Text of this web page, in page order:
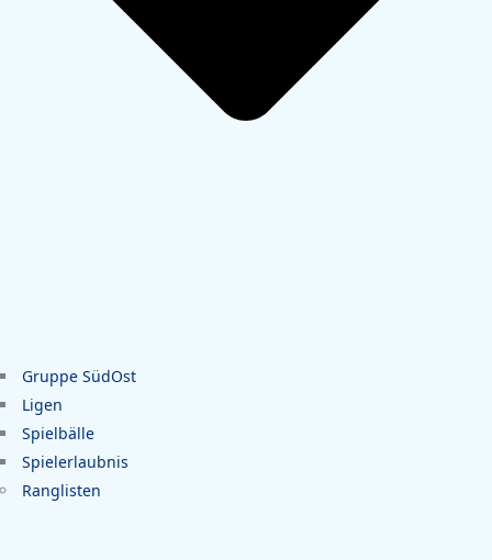
Gruppe SüdOst
Ligen
Spielbälle
Spielerlaubnis
Ranglisten